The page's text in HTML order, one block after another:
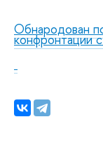
Обнародован
конфронтации